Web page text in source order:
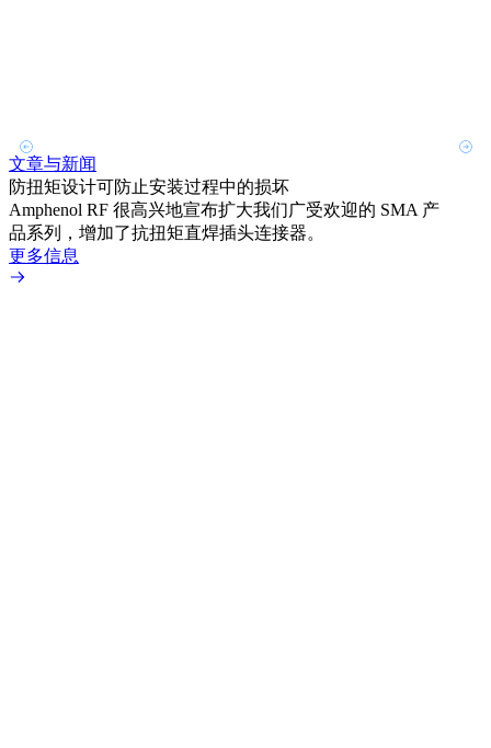
文章与新闻
防扭矩设计可防止安装过程中的损坏
Amphenol RF 很高兴地宣布扩大我们广受欢迎的 SMA 产
品系列，增加了抗扭矩直焊插头连接器。
更多信息